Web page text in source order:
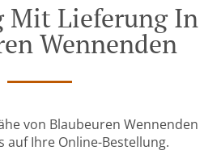
Mit Lieferung In
Wennenden
von Blaubeuren Wennenden
auf Ihre Online-Bestellung.